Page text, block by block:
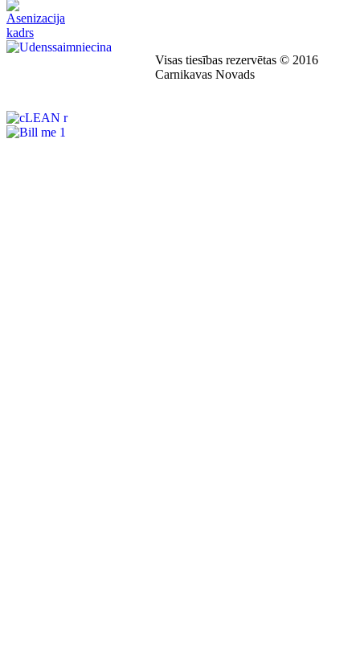
Visas tiesības rezervētas © 2016
Carnikavas Novads